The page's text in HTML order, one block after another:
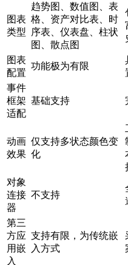
图表
类型
趋势图、数值图、表
格、资产对比表、时
序表、仪表盘、柱状
图、散点图
图表
配置
功能极为有限
事件
框架
适配
基础支持
动画
效果
仅支持多状态颜色变
化
对象
连接
器
不支持
第三
方应
用嵌
入
支持有限，为传统嵌
入方式